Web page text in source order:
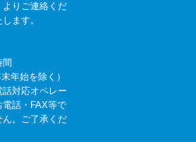
よりご連絡くだ
ます。
年始を除く）
対応オペレー
話・FAX等で
。ご了承くだ